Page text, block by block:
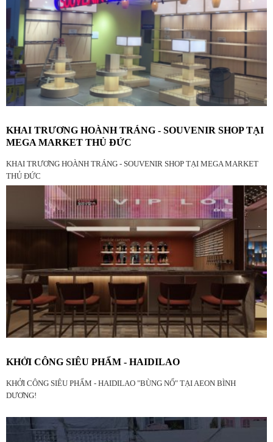
KHAI TRƯƠNG HOÀNH TRÁNG - SOUVENIR SHOP TẠI
MEGA MARKET THỦ ĐỨC
KHAI TRƯƠNG HOÀNH TRÁNG - SOUVENIR SHOP TẠI MEGA MARKET
THỦ ĐỨC
KHỞI CÔNG SIÊU PHẨM - HAIDILAO
KHỞI CÔNG SIÊU PHẨM - HAIDILAO "BÙNG NỔ" TẠI AEON BÌNH
DƯƠNG!